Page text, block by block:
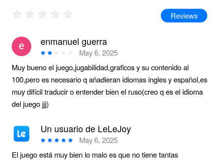
Reviews
enmanuel guerra
May 6, 2025
Muy bueno el juego,jugabilidad,graficos y su contenido al
100,pero es necesario q añadieran idiomas ingles y español,es
muy difícil traducir o entender bien el ruso(creo q es el idioma
del juego jjj)
Un usuario de LeLeJoy
May 6, 2025
El juego está muy bien lo malo es que no tiene tantas